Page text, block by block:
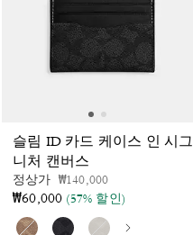
슬림 ID 카드 케이스 인 시그
니처 캔버스
정상가 가격 인하 전
₩140,000인하됨
₩60,000 (57% 할인)